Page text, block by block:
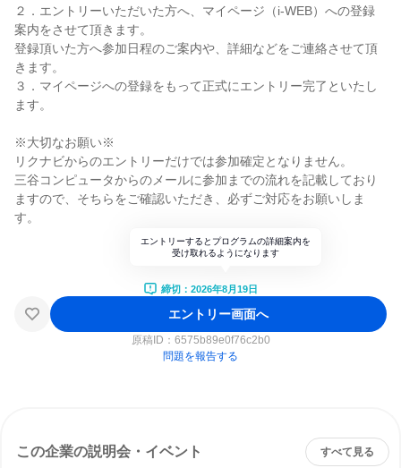
２．エントリーいただいた方へ、マイページ（i-WEB）への登録
案内をさせて頂きます。
登録頂いた方へ参加日程のご案内や、詳細などをご連絡させて頂
きます。
３．マイページへの登録をもって正式にエントリー完了といたし
ます。
※大切なお願い※
リクナビからのエントリーだけでは参加確定となりません。
三谷コンピュータからのメールに参加までの流れを記載しており
ますので、そちらをご確認いただき、必ずご対応をお願いしま
す。
エントリーするとプログラムの詳細案内を
受け取れるようになります
締切：2026年8月19日
エントリー画面へ
原稿ID： 6575b89e0f76c2b0
問題を報告する
この企業の説明会・イベント すべて見る